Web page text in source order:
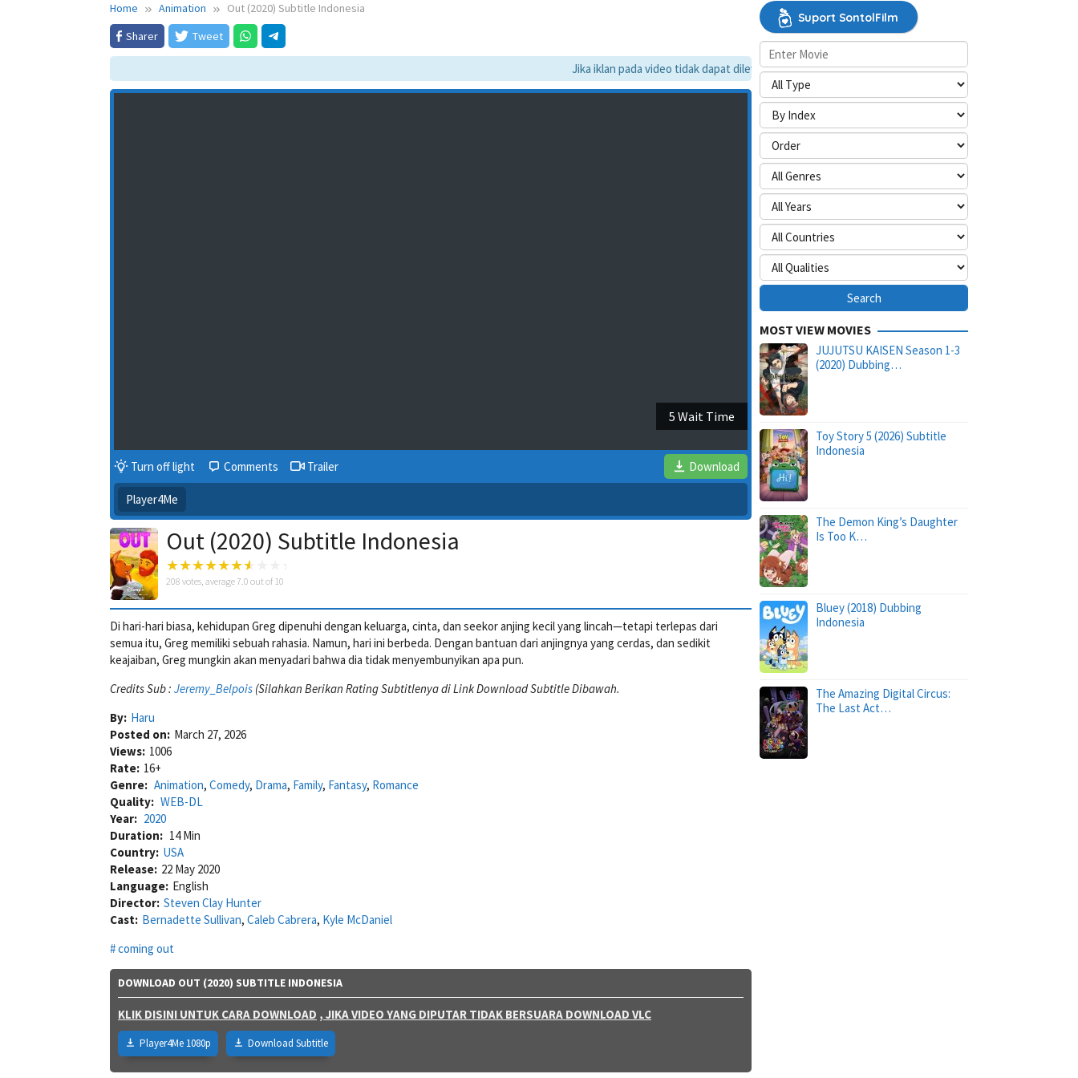
Home Animation
Out (2020) Subtitle Indonesia
Sharer
Tweet
Jika iklan pada video tidak dapat dilewati, silakan aktifkan mode situs desktop.
4 Wait Time
Turn off light Comments Trailer Download
Player4Me
Out (2020) Subtitle Indonesia
208 votes, average7.0 out of 10
Di hari-hari biasa, kehidupan Greg dipenuhi dengan keluarga, cinta, dan seekor anjing kecil yang lincah—tetapi terlepas dari
semua itu, Greg memiliki sebuah rahasia. Namun, hari ini berbeda. Dengan bantuan dari anjingnya yang cerdas, dan sedikit
keajaiban, Greg mungkin akan menyadari bahwa dia tidak menyembunyikan apa pun.
Credits Sub : Jeremy_Belpois (Silahkan Berikan Rating Subtitlenya di Link Download Subtitle Dibawah.
By: Haru
Posted on: March 27, 2026
Views: 1006
Rate: 16+
Genre: Animation, Comedy, Drama, Family, Fantasy, Romance
Quality: WEB-DL
Year: 2020
Duration: 14 Min
Country: USA
Release: 22 May 2020
Language: English
Director: Steven Clay Hunter
Cast: Bernadette Sullivan, Caleb Cabrera, Kyle McDaniel
coming out
DOWNLOAD OUT (2020) SUBTITLE INDONESIA
KLIK DISINI UNTUK CARA DOWNLOAD , JIKA VIDEO YANG DIPUTAR TIDAK BERSUARA DOWNLOAD VLC
Player4Me 1080p Download Subtitle
Suport SontolFilm
MOST VIEW MOVIES
JUJUTSU KAISEN Season 1-3
(2020) Dubbing…
Toy Story 5 (2026) Subtitle
Indonesia
The Demon King’s Daughter
Is Too K…
Bluey (2018) Dubbing
Indonesia
The Amazing Digital Circus:
The Last Act…